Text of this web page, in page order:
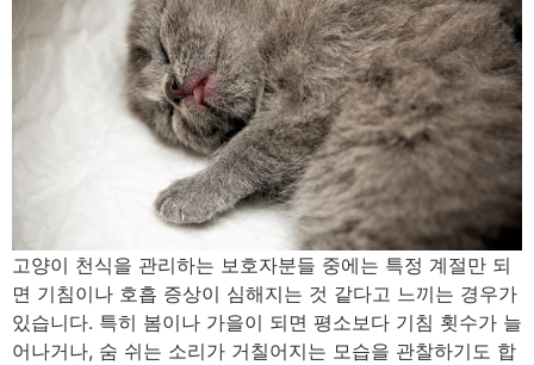
고양이 천식을 관리하는 보호자분들 중에는 특정 계절만 되
면 기침이나 호흡 증상이 심해지는 것 같다고 느끼는 경우가
있습니다. 특히 봄이나 가을이 되면 평소보다 기침 횟수가 늘
어나거나, 숨 쉬는 소리가 거칠어지는 모습을 관찰하기도 합